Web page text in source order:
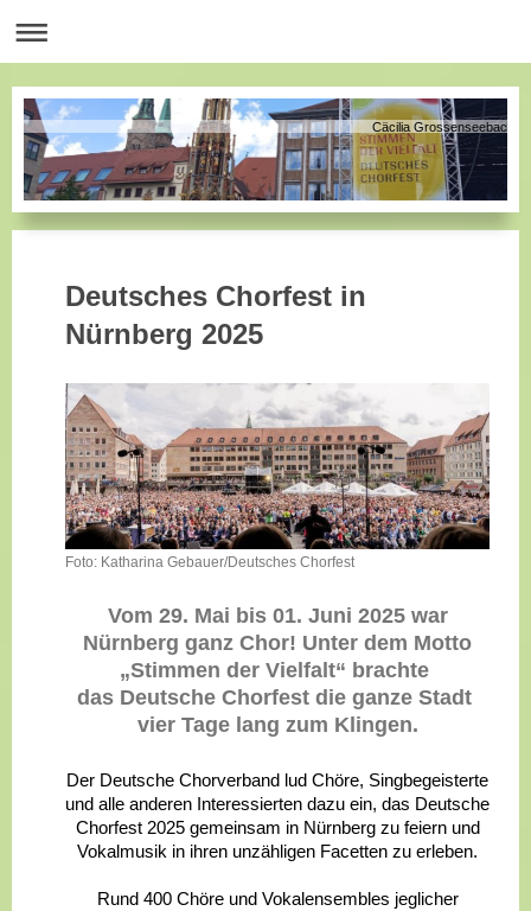
Cäcilia Grossenseebach
Deutsches Chorfest in
Nürnberg 2025
Foto: Katharina Gebauer/Deutsches Chorfest
Vom 29. Mai bis 01. Juni 2025 war
Nürnberg ganz Chor! Unter dem Motto
„Stimmen der Vielfalt“ brachte
das Deutsche Chorfest die ganze Stadt
vier Tage lang zum Klingen.
Der Deutsche Chorverband lud Chöre, Singbegeisterte
und alle anderen Interessierten dazu ein, das Deutsche
Chorfest 2025 gemeinsam in Nürnberg zu feiern und
Vokalmusik in ihren unzähligen Facetten zu erleben.
Rund 400 Chöre und Vokalensembles jeglicher